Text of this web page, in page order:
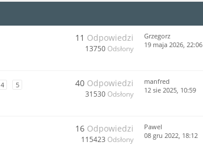
11 Odpowiedzi
13750 Odsłony
Grzegorz
19 maja 2026, 22:06
4 5 40 Odpowiedzi
31530 Odsłony
manfred
12 sie 2025, 10:59
16 Odpowiedzi
115423 Odsłony
Pawel
08 gru 2022, 18:12